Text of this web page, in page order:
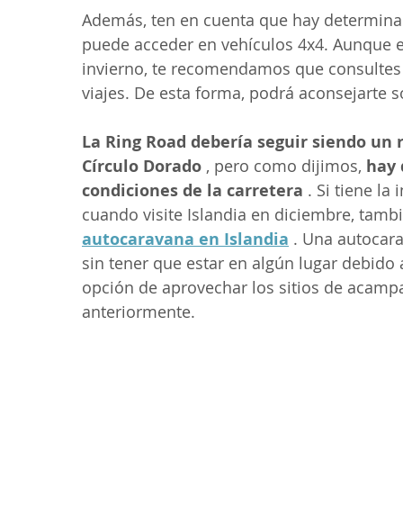
Además, ten en cuenta que hay
puede acceder en vehículos 4x4.
invierno, te recomendamos que
viajes. De esta forma, podrá aconsejarte
La Ring Road debería seguir siendo
Círculo Dorado , pero como dijimos, hay
condiciones de la carretera . Si tiene la
cuando visite Islandia en diciembre,
autocaravana en Islandia . Una
sin tener que estar en algún lugar
opción de aprovechar los sitios de
anteriormente.